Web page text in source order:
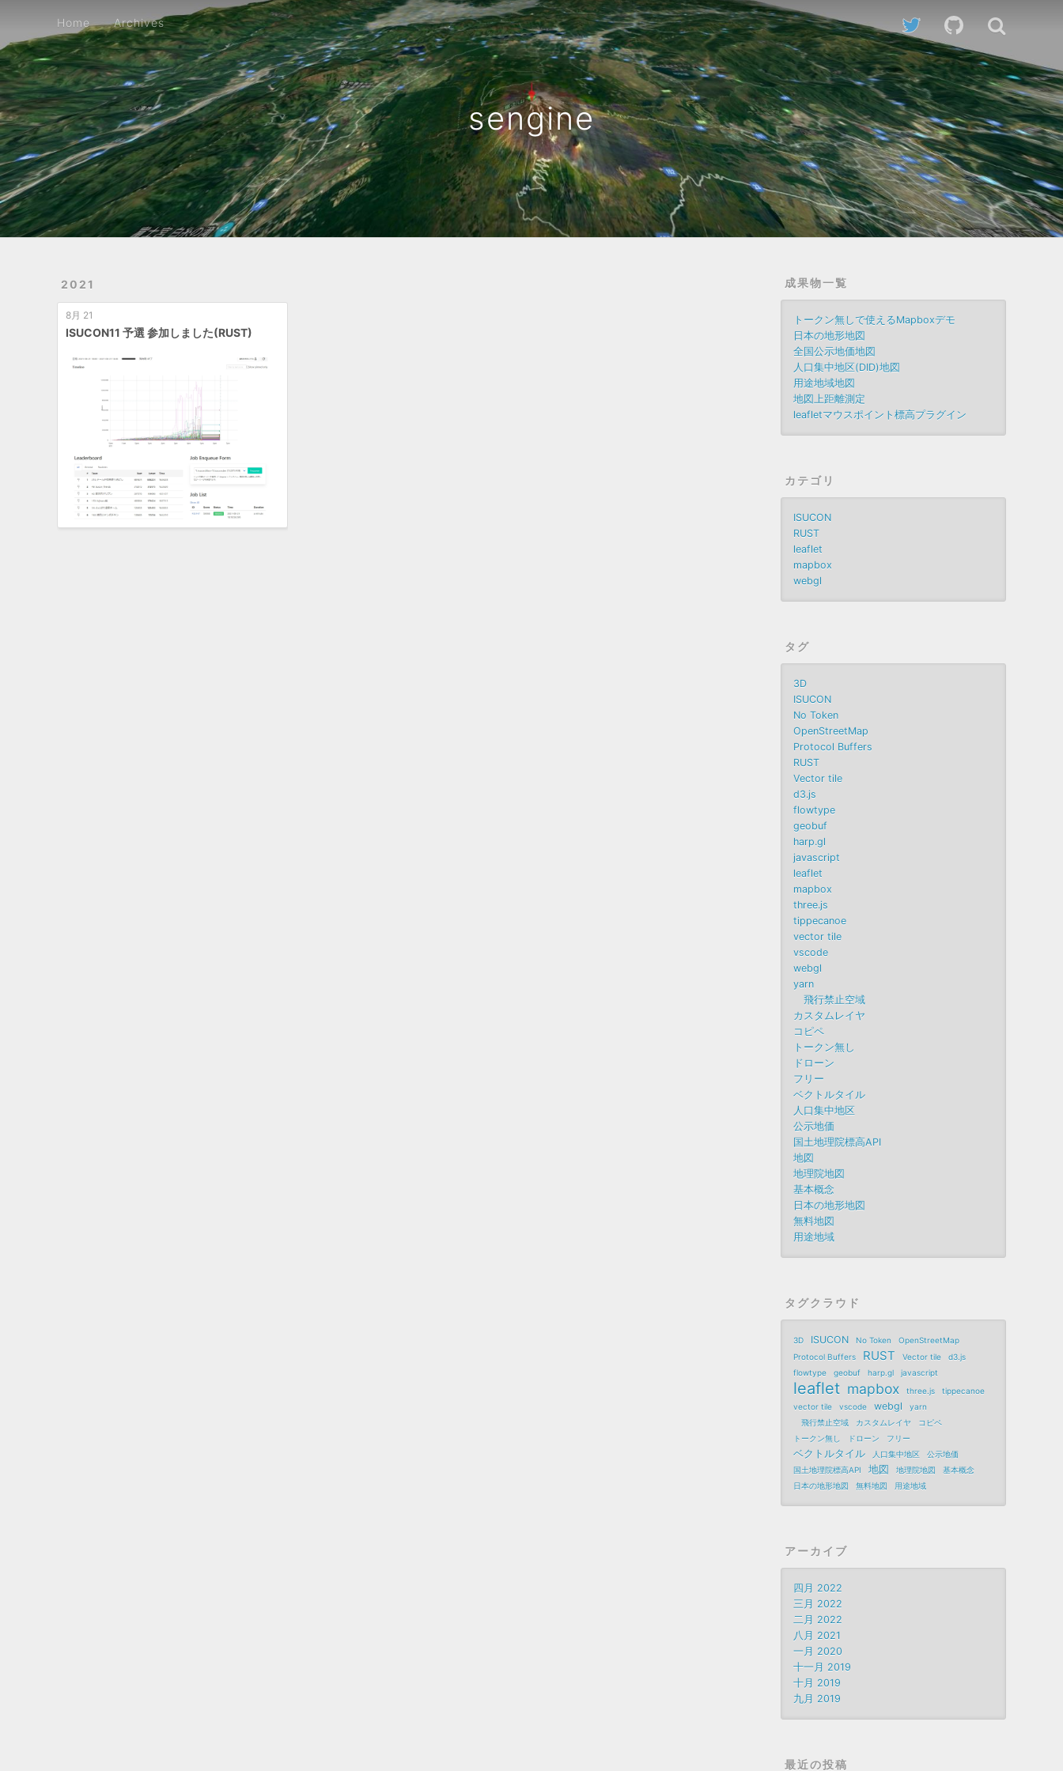
sengine
Home Archives
2021
8月 21
ISUCON11 予選 参加しました(RUST)
成果物一覧
トークン無しで使えるMapboxデモ
日本の地形地図
全国公示地価地図
人口集中地区(DID)地図
用途地域地図
地図上距離測定
leafletマウスポイント標高プラグイン
カテゴリ
ISUCON
RUST
leaflet
mapbox
webgl
タグ
3D
ISUCON
No Token
OpenStreetMap
Protocol Buffers
RUST
Vector tile
d3.js
flowtype
geobuf
harp.gl
javascript
leaflet
mapbox
three.js
tippecanoe
vector tile
vscode
webgl
yarn
飛行禁止空域
カスタムレイヤ
コピペ
トークン無し
ドローン
フリー
ベクトルタイル
人口集中地区
公示地価
国土地理院標高API
地図
地理院地図
基本概念
日本の地形地図
無料地図
用途地域
タグクラウド
3D ISUCON No Token
OpenStreetMap
Protocol Buffers
RUST Vector tile
d3.js
flowtype
geobuf harp.gl javascript
leaflet mapbox three.js
tippecanoe
vector tile
vscode webgl
yarn
飛行禁止空域
カスタムレイヤ
コピペ
トークン無し
ドローン フリー
ベクトルタイル 人口集中地区
公示地価
国土地理院標高API
地図 地理院地図
基本概念
日本の地形地図
無料地図 用途地域
アーカイブ
四月 2022
三月 2022
二月 2022
八月 2021
一月 2020
十一月 2019
十月 2019
九月 2019
最近の投稿